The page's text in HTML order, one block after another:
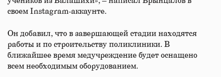
своем Instagram-аккаунте.
Он добавил, что в завершающей стадии находятся
работы и по строительству поликлиники. В
ближайшее время медучреждение будет оснащено
всем необходимым оборудованием.